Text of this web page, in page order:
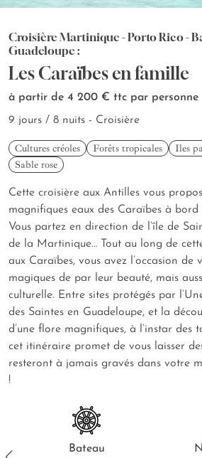
Croisière Martinique - Porto Rico -
Guadeloupe :
Les Caraïbes en famille
à partir de 4 200 € ttc par personne
9 jours / 8 nuits - Croisière
Cultures créoles Forêts tropicales
Iles
Sable rose
Cette croisière aux Antilles vous
magnifiques eaux des Caraïbes à bord
Vous partez en direction de l’île de
de la Martinique… Tout au long de
aux Caraïbes, vous avez l’occasion de
magiques de par leur beauté, mais
culturelle. Entre sites protégés par
des Saintes en Guadeloupe, et la
d’une flore magnifiques, à l’instar des
cet itinéraire promet de vous laisser
resteront à jamais gravés dans votre
!
Bateau